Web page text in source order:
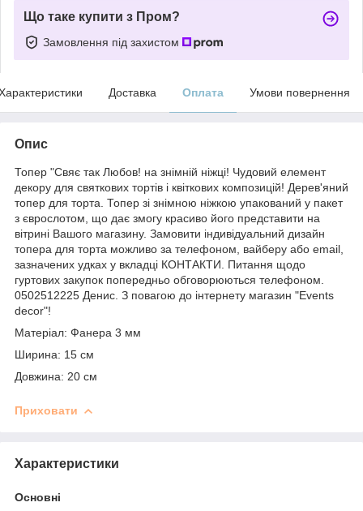
Що таке купити з Пром?
Замовлення під захистом
Доставка Оплата Умови повернення
Опис
Топер "Свяє так Любов! на знімній ніжці! Чудовий елемент
декору для святкових тортів і квіткових композицій! Дерев'яний
топер для торта. Топер зі знімною ніжкою упакований у пакет
з єврослотом, що дає змогу красиво його представити на
вітрині Вашого магазину. Замовити індивідуальний дизайн
топера для торта можливо за телефоном, вайберу або email,
зазначених удках у вкладці КОНТАКТИ. Питання щодо
гуртових закупок попередньо обговорюються телефоном.
0502512225 Денис. З повагою до інтернету магазин "Events
decor"!
Матеріал: Фанера 3 мм
Ширина: 15 см
Довжина: 20 см
Приховати
Характеристики
Основні